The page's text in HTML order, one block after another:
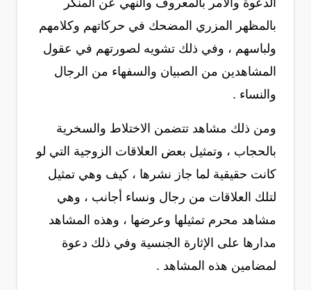
الدعوة والأمر بالمعروف والنهي عن المنكر
بالمظهر المزري المضحك في حركاتهم وكلامهم
ولباسهم ، وفي ذلك تشويه لصورتهم في عقول
المشاهدين من الصبيان والسفهاء من الرجال
والنساء .
ومن ذلك مشاهد تتضمن الاختلاط والسخرية
بالحجاب ، وتمثيل بعض العلاقات الزوجية التي لو
كانت حقيقية لما جاز نشرها ، كيف وهي تمثيل
لتلك العلاقات من رجال ونساء أجانب ، وهي
مشاهد محرم تمثيلها وعرضها ، وهذه المشاهد
مدارها على الإثارة الجنسية وفي ذلك دعوة
لمضامين هذه المشاهد .